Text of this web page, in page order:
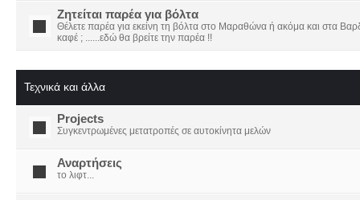
Ζητείται παρέα για βόλτα
Θέλετε παρέα για εκείνη τη βόλτα στο Μαραθώνα ή ακόμα και στα
καφέ ; ......εδώ θα βρείτε την παρέα !!
Τεχνικά και άλλα
Projects
Συγκεντρωμένες μετατροπές σε αυτοκίνητα μελών
Αναρτήσεις
το λιφτ...